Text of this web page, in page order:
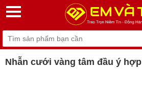
Nhẫn cưới vàng tâm đầu ý hợp